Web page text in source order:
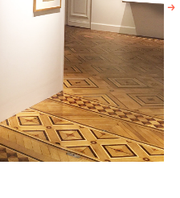
→